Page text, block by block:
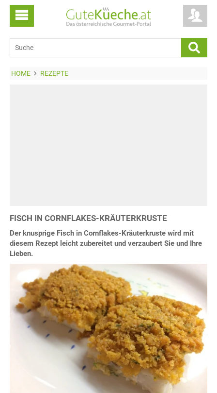
HOME REZEPTE
FISCH IN CORNFLAKES-KRÄUTERKRUSTE
Der knusprige Fisch in Cornflakes-Kräuterkruste wird mit
diesem Rezept leicht zubereitet und verzaubert Sie und Ihre
Lieben.